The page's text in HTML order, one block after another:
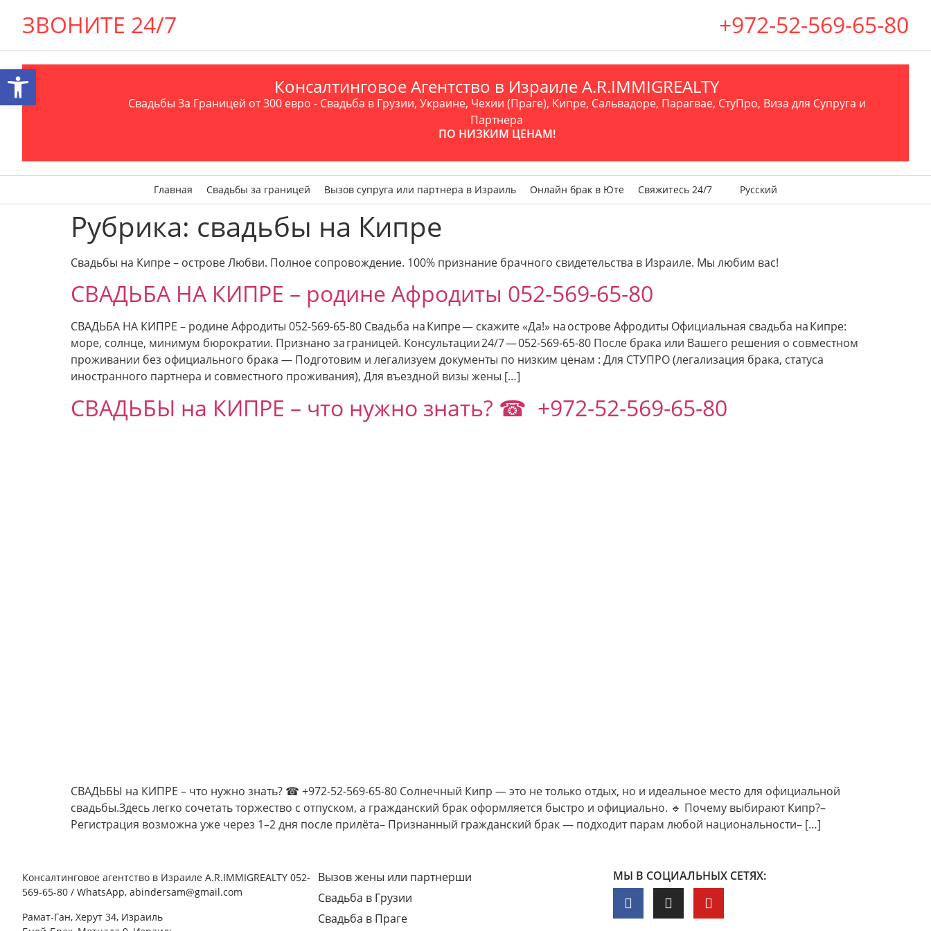
ЗВОНИТЕ 24/7 +972-52-569-65-80
Консалтинговое Агентство в Израиле A.R.IMMIGREALTY
Свадьбы За Границей от 300 евро - Свадьба в Грузии, Украине, Чехии (Праге), Кипре, Сальвадоре, Парагвае, СтуПро, Виза для Супруга и
Партнера
ПО НИЗКИМ ЦЕНАМ!
Главная Свадьбы за границей Вызов супруга или партнера в Израиль Онлайн брак в Юте Свяжитесь 24/7 Русский
Рубрика: свадьбы на Кипре
Свадьбы на Кипре – острове Любви. Полное сопровождение. 100% признание брачного свидетельства в Израиле. Мы любим вас!
СВАДЬБА НА КИПРЕ – родине Афродиты 052-569-65-80
СВАДЬБА НА КИПРЕ – родине Афродиты 052-569-65-80 Свадьба на Кипре — скажите «Да!» на острове Афродиты Официальная свадьба на Кипре:
море, солнце, минимум бюрократии. Признано за границей. Консультации 24/7 — 052‑569‑65‑80 После брака или Вашего решения о совместном
проживании без официального брака — Подготовим и легализуем документы по низким ценам : Для СТУПРО (легализация брака, статуса
иностранного партнера и совместного проживания), Для въездной визы жены […]
СВАДЬБЫ на КИПРЕ – что нужно знать? ☎ +972-52-569-65-80
СВАДЬБЫ на КИПРЕ – что нужно знать? ☎ +972-52-569-65-80 Солнечный Кипр — это не только отдых, но и идеальное место для официальной
свадьбы.Здесь легко сочетать торжество с отпуском, а гражданский брак оформляется быстро и официально. 🔹 Почему выбирают Кипр?–
Регистрация возможна уже через 1–2 дня после прилёта– Признанный гражданский брак — подходит парам любой национальности– […]
Консалтинговое агентство в Израиле A.R.IMMIGREALTY 052-
569-65-80 / WhatsApp, abindersam@gmail.com
Рамат-Ган, Херут 34, Израиль
Вызов жены или партнерши
Свадьба в Грузии
Свадьба в Праге
МЫ В СОЦИАЛЬНЫХ СЕТЯХ:
Открыть панель инструментов